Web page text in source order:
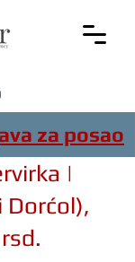
|
Dorćol),
za posao